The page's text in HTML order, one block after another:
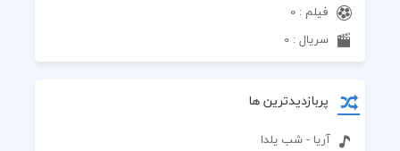
فیلم : 0
سریال : 0
پربازدیدترین ها
آریا - شب یلدا